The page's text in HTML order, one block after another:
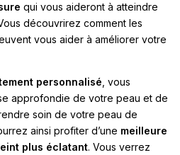
qui vous aideront à atteindre
découvrirez comment les
vous aider à améliorer votre
personnalisé , vous
approfondie de votre peau et de
soin de votre peau de
ainsi profiter d’une meilleure
plus éclatant. Vous verrez